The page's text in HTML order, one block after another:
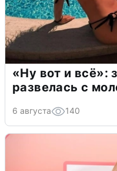
«Ну вот и всё»:
развелась с
6 августа 140